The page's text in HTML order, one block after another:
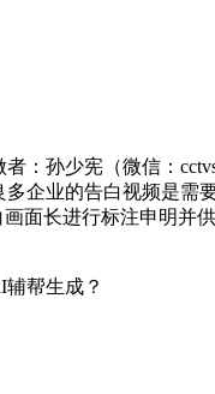
孙少宪（微信：
企业的告白视频是需
面长进行标注申明并
帮生成？